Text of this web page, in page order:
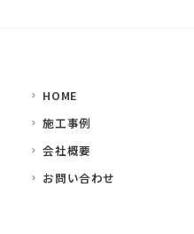
HOME
施工事例
会社概要
お問い合わせ